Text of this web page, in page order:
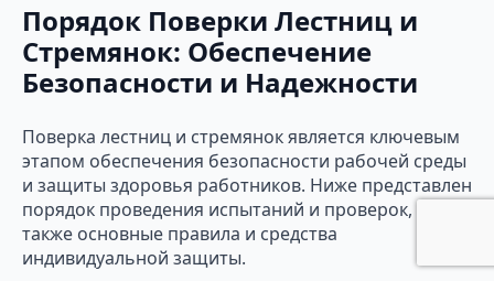
Порядок Поверки Лестниц и
Стремянок: Обеспечение
Безопасности и Надежности
Поверка лестниц и стремянок является ключевым
этапом обеспечения безопасности рабочей среды
и защиты здоровья работников. Ниже представлен
порядок проведения испытаний и проверок, а
также основные правила и средства
индивидуальной защиты.